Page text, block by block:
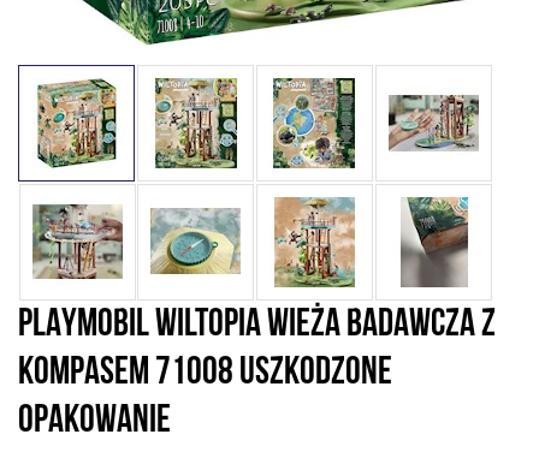
PLAYMOBIL WILTOPIA WIEŻA BADAWCZA Z
KOMPASEM 71008 USZKODZONE
OPAKOWANIE